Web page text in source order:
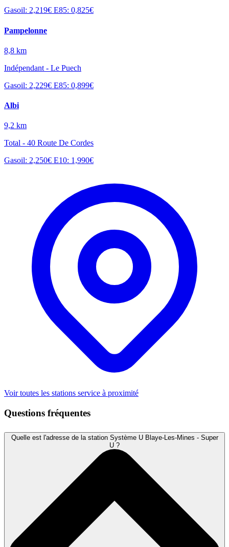
Gasoil: 2,219€ E85: 0,825€
Pampelonne
8,8 km
Indépendant - Le Puech
Gasoil: 2,229€ E85: 0,899€
Albi
9,2 km
Total - 40 Route De Cordes
Gasoil: 2,250€ E10: 1,990€
Voir toutes les stations service à proximité
Questions fréquentes
Quelle est l'adresse de la station Système U Blaye-Les-Mines - Super
U ?